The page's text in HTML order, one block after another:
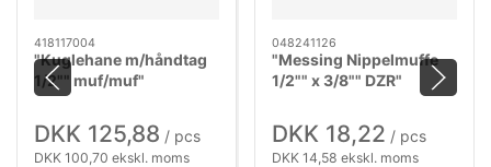
418117004
"Kuglehane m/håndtag
1/2"" muf/muf"
DKK 125,88 / pcs
DKK 100,70 ekskl. moms
048241126
"Messing Nippelmuffe
1/2"" x 3/8"" DZR"
DKK 18,22 / pcs
DKK 14,58 ekskl. moms